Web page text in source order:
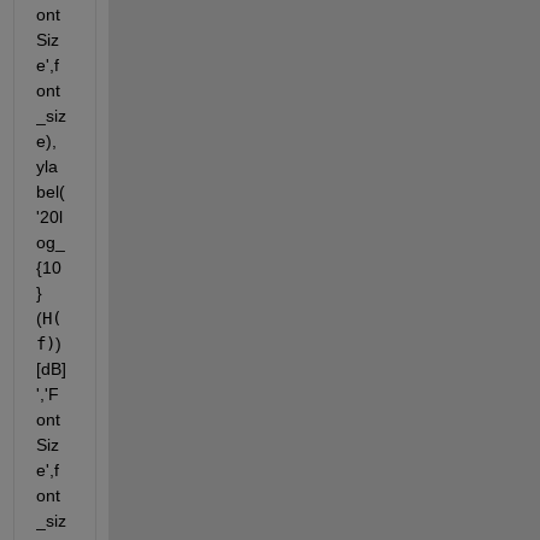
ont
Siz
e',f
ont
_siz
e),
yla
bel(
'20l
og_
{10
}
(H(
f))
[dB]
','F
ont
Siz
e',f
ont
_siz